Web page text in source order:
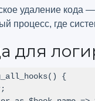
удаление кода
процесс, где
для
{